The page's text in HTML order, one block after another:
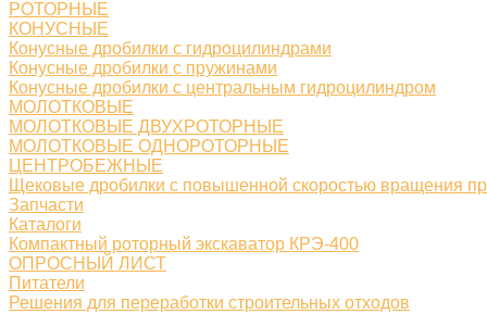
РОТОРНЫЕ
КОНУСНЫЕ
Конусные дробилки с гидроцилиндрами
Конусные дробилки с пружинами
Конусные дробилки с центральным гидроцилиндром
МОЛОТКОВЫЕ
МОЛОТКОВЫЕ ДВУХРОТОРНЫЕ
МОЛОТКОВЫЕ ОДНОРОТОРНЫЕ
ЦЕНТРОБЕЖНЫЕ
Щековые дробилки с повышенной скоростью вращения
Запчасти
Каталоги
Компактный роторный экскаватор КРЭ-400
ОПРОСНЫЙ ЛИСТ
Питатели
Решения для переработки строительных отходов